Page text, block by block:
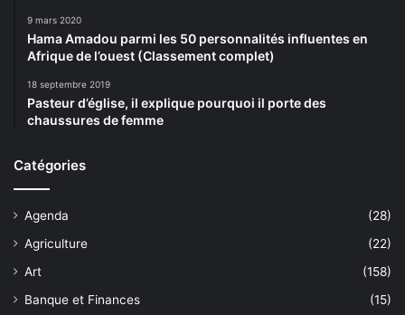
9 mars 2020
Hama Amadou parmi les 50 personnalités influentes en
Afrique de l’ouest (Classement complet)
18 septembre 2019
Pasteur d’église, il explique pourquoi il porte des
chaussures de femme
Catégories
Agenda
(28)
Agriculture
(22)
Art
(158)
Banque et Finances
(15)